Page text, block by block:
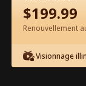
0-49 50-67
$199.99
Renouvellement
Visionnage